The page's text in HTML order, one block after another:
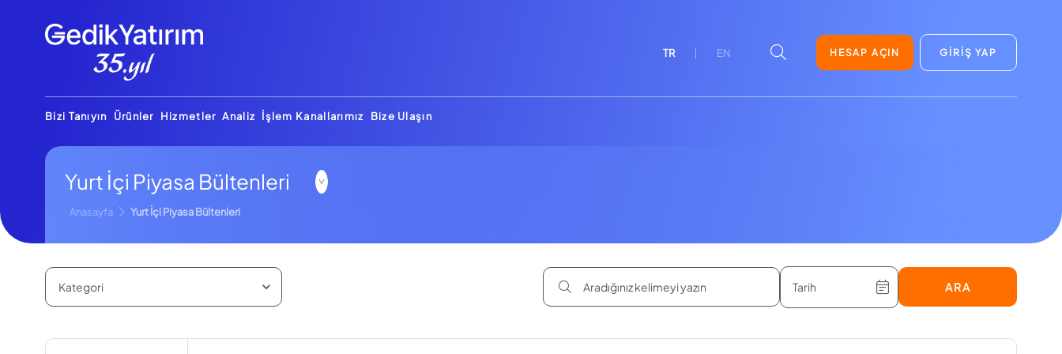
TR EN HESAP AÇIN GİRİŞ YAP
Bizi Tanıyın Ürünler Hizmetler Analiz İşlem Kanallarımız Bize Ulaşın
Yurt İçi Piyasa Bültenleri
Anasayfa Yurt İçi Piyasa Bültenleri
ARA